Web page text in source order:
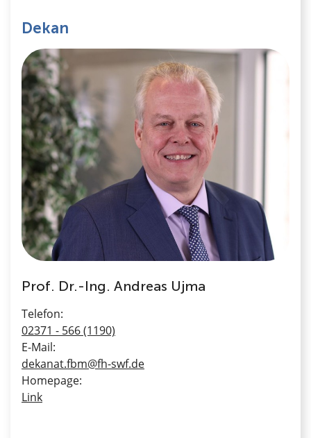
Dekan
Prof. Dr.-Ing. Andreas Ujma
Telefon:
02371 - 566 (1190)
E-Mail:
dekanat.fbm@fh-swf.de
Homepage:
Link